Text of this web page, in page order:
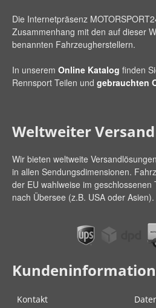
Die Internetpräsenz
Zusammenhang mit den auf dieser
benannten Fahrzeugherstellern.
In unserem Online Katalog finden
Rennsport Teilen und gebrauchten
Weltweiter Versand
Wir bieten weltweite
in allen Sendungsdimensionen.
der EU wahlweise im
nach Übersee (z.B. USA oder Asien).
Kontakt